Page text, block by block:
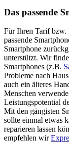
Das passende
Für Ihren Tarif bzw.
passende
Smartphone
unterstützt. Wir
Smartphones (z.B.
Probleme nach
auch ein älteres
Menschen
Leistungspotential
Mit den gängisten
sollte einmal etwas
reparieren lassen
empfehlen wir